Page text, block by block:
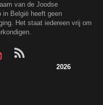
van de Joodse
in België heeft geen
Het staat iedereen vrij om
2026